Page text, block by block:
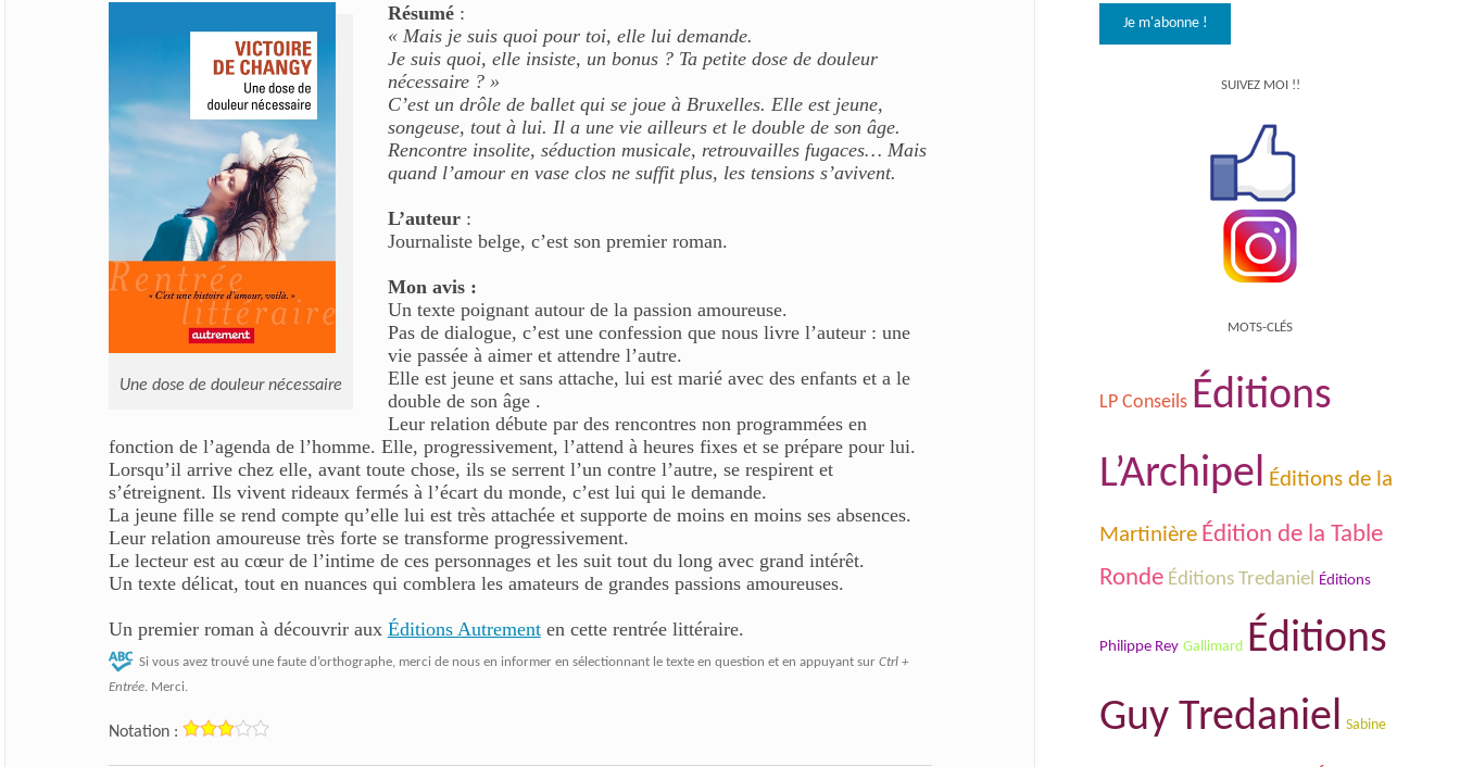
Une dose de douleur nécessaire
Résumé:
« Mais je suis quoi pour toi, elle lui demande.
Je suis quoi, elle insiste, un bonus ? Ta petite dose de douleur
nécessaire ? »
C’est un drôle de ballet qui se joue à Bruxelles. Elle est jeune,
songeuse, tout à lui. Il a une vie ailleurs et le double de son âge.
Rencontre insolite, séduction musicale, retrouvailles fugaces… Mais
quand l’amour en vase clos ne suffit plus, les tensions s’avivent.
L’auteur:
Journaliste belge, c’est son premier roman.
Mon avis :
Un texte poignant autour de la passion amoureuse.
Pas de dialogue, c’est une confession que nous livre l’auteur : une
vie passée à aimer et attendre l’autre.
Elle est jeune et sans attache, lui est marié avec des enfants et a le
double de son âge .
Leur relation débute par des rencontres non programmées en
fonction de l’agenda de l’homme. Elle, progressivement, l’attend à heures fixes et se prépare pour lui.
Lorsqu’il arrive chez elle, avant toute chose, ils se serrent l’un contre l’autre, se respirent et
s’étreignent. Ils vivent rideaux fermés à l’écart du monde, c’est lui qui le demande.
La jeune fille se rend compte qu’elle lui est très attachée et supporte de moins en moins ses absences.
Leur relation amoureuse très forte se transforme progressivement.
Le lecteur est au cœur de l’intime de ces personnages et les suit tout du long avec grand intérêt.
Un texte délicat, tout en nuances qui comblera les amateurs de grandes passions amoureuses.
Un premier roman à découvrir aux Éditions Autrementen cette rentrée littéraire.
Si vous avez trouvé une faute d’orthographe, merci de nous en informer en sélectionnant le texte en question et en appuyant sur Ctrl +
Entrée. Merci.
Notation :
SUIVEZ MOI !!
MOTS-CLÉS
LP Conseils Éditions
L’Archipel Éditions de la
Martinière Édition de la Table
Ronde Éditions Tredaniel Éditions
Philippe Rey Gallimard Éditions
Guy Tredaniel Sabine